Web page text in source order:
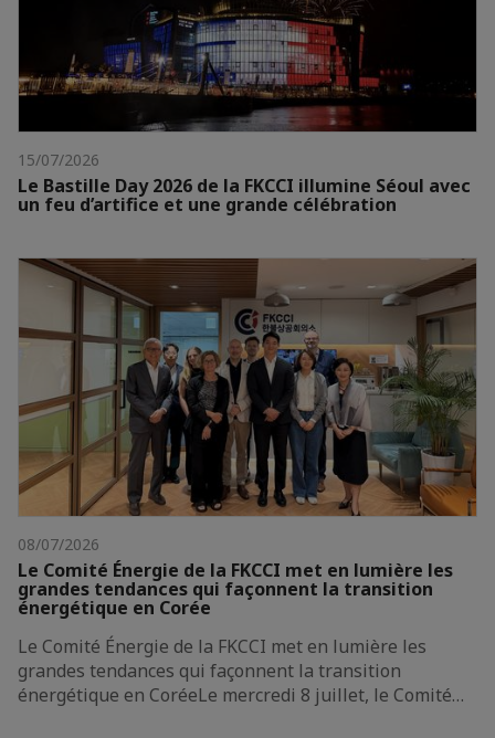
15/07/2026
Le Bastille Day 2026 de la FKCCI illumine Séoul avec
un feu d’artifice et une grande célébration
08/07/2026
Le Comité Énergie de la FKCCI met en lumière les
grandes tendances qui façonnent la transition
énergétique en Corée
Le Comité Énergie de la FKCCI met en lumière les
grandes tendances qui façonnent la transition
énergétique en CoréeLe mercredi 8 juillet, le Comité…